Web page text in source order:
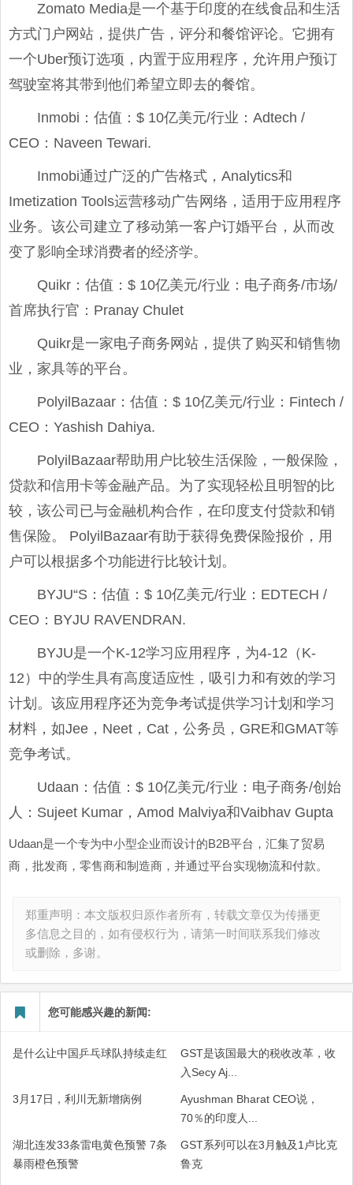
Zomato Media是一个基于印度的在线食品和生活
方式门户网站，提供广告，评分和餐馆评论。它拥有
一个Uber预订选项，内置于应用程序，允许用户预订
驾驶室将其带到他们希望立即去的餐馆。
Inmobi：估值：$ 10亿美元/行业：Adtech /
CEO：Naveen Tewari.
Inmobi通过广泛的广告格式，Analytics和
Imetization Tools运营移动广告网络，适用于应用程序
业务。该公司建立了移动第一客户订婚平台，从而改
变了影响全球消费者的经济学。
Quikr：估值：$ 10亿美元/行业：电子商务/市场/
首席执行官：Pranay Chulet
Quikr是一家电子商务网站，提供了购买和销售物
业，家具等的平台。
PolyilBazaar：估值：$ 10亿美元/行业：Fintech /
CEO：Yashish Dahiya.
PolyilBazaar帮助用户比较生活保险，一般保险，
贷款和信用卡等金融产品。为了实现轻松且明智的比
较，该公司已与金融机构合作，在印度支付贷款和销
售保险。 PolyilBazaar有助于获得免费保险报价，用
户可以根据多个功能进行比较计划。
BYJU“S：估值：$ 10亿美元/行业：EDTECH /
CEO：BYJU RAVENDRAN.
BYJU是一个K-12学习应用程序，为4-12（K-
12）中的学生具有高度适应性，吸引力和有效的学习
计划。该应用程序还为竞争考试提供学习计划和学习
材料，如Jee，Neet，Cat，公务员，GRE和GMAT等
竞争考试。
Udaan：估值：$ 10亿美元/行业：电子商务/创始
人：Sujeet Kumar，Amod Malviya和Vaibhav Gupta
Udaan是一个专为中小型企业而设计的B2B平台，汇集了贸易
商，批发商，零售商和制造商，并通过平台实现物流和付款。
郑重声明：本文版权归原作者所有，转载文章仅为传播更
多信息之目的，如有侵权行为，请第一时间联系我们修改
或删除，多谢。
您可能感兴趣的新闻:
是什么让中国乒乓球队持续走红
GST是该国最大的税收改革，收
入Secy Aj...
3月17日，利川无新增病例
Ayushman Bharat CEO说，
70％的印度人...
湖北连发33条雷电黄色预警 7条
暴雨橙色预警
GST系列可以在3月触及1卢比克
鲁克